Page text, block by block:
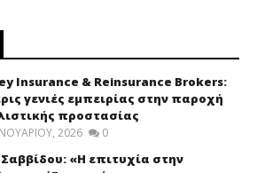
Insurance & Reinsurance Brokers:
γενιές εμπειρίας στην παροχή
προστασίας
2026 0
«Η επιτυχία στην